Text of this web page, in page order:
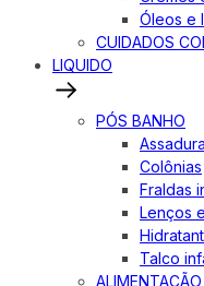
Óleos e
CUIDADOS
LIQUIDO
PÓS BANHO
Colônias
Fraldas
Lenços
Talco
ALIMENTAÇÃO